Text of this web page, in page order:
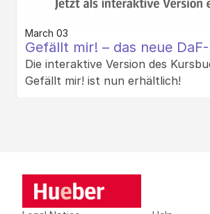
March 03
Gefällt mir! – das neue
für Jugendliche
Die interaktive Version des
Gefällt mir! ist nun erhältlich!